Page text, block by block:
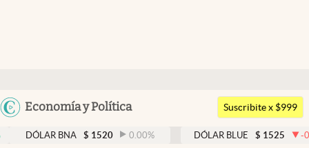
Argentina
Economía y Política
Members
Economía y Política
Suscribite x $999
BNA $ 1520 0.00% DÓLAR BLUE $ 1525 -0.33%